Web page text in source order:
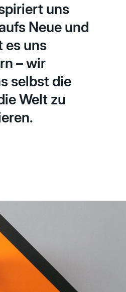
uns
Neue und
es uns
– wir
selbst die
Welt zu